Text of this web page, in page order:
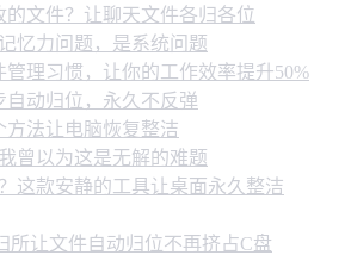
的文件？让聊天文件各归各位
忆力问题，是系统问题
理习惯，让你的工作效率提升50%
自动归位，永久不反弹
方法让电脑恢复整洁
曾以为这是无解的难题
这款安静的工具让桌面永久整洁
所让文件自动归位不再挤占C盘